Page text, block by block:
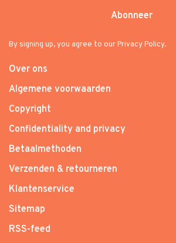
Abonneer
By signing up, you agree to our Privacy Policy.
Over ons
Algemene voorwaarden
Copyright
Confidentiality and privacy
Betaalmethoden
Verzenden & retourneren
Klantenservice
Sitemap
RSS-feed